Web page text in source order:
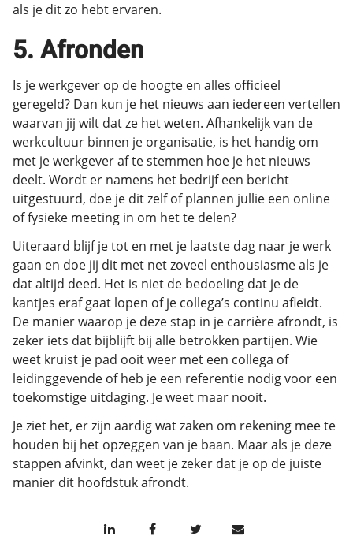
als je dit zo hebt ervaren.
5. Afronden
Is je werkgever op de hoogte en alles officieel
geregeld? Dan kun je het nieuws aan iedereen vertellen
waarvan jij wilt dat ze het weten. Afhankelijk van de
werkcultuur binnen je organisatie, is het handig om
met je werkgever af te stemmen hoe je het nieuws
deelt. Wordt er namens het bedrijf een bericht
uitgestuurd, doe je dit zelf of plannen jullie een online
of fysieke meeting in om het te delen?
Uiteraard blijf je tot en met je laatste dag naar je werk
gaan en doe jij dit met net zoveel enthousiasme als je
dat altijd deed. Het is niet de bedoeling dat je de
kantjes eraf gaat lopen of je collega’s continu afleidt.
De manier waarop je deze stap in je carrière afrondt, is
zeker iets dat bijblijft bij alle betrokken partijen. Wie
weet kruist je pad ooit weer met een collega of
leidinggevende of heb je een referentie nodig voor een
toekomstige uitdaging. Je weet maar nooit.
Je ziet het, er zijn aardig wat zaken om rekening mee te
houden bij het opzeggen van je baan. Maar als je deze
stappen afvinkt, dan weet je zeker dat je op de juiste
manier dit hoofdstuk afrondt.